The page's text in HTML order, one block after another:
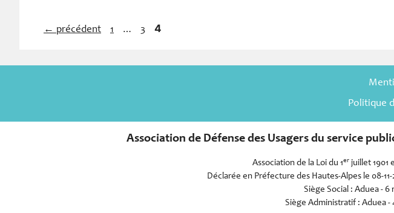
←précédent Page
1 … Page
3 Page
4
Politique
Association de Défense des Usagers du service
Association de la Loi du 1er juillet 1901
Déclarée en Préfecture des Hautes-Alpes le 08-
Siège Social : Aduea -
Siège Administratif : Aduea -